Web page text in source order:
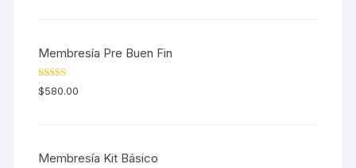
Membresía Pre Buen Fin
Valorado en
5.00de 5
$580.00
Membresía Kit Básico